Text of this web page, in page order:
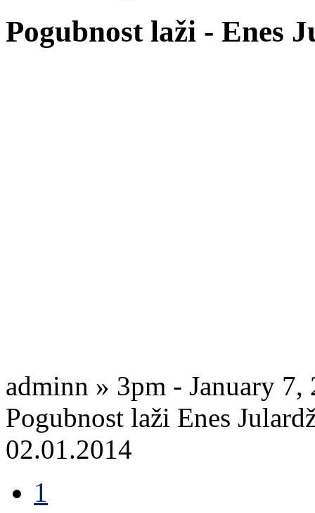
Pogubnost laži - Enes
adminn » 3pm - January 7,
Pogubnost laži Enes
02.01.2014
1